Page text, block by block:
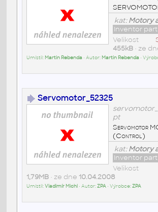
kat:Motory
Inventor part
Velikost
455kB• ze
Umístil: Martin Rebenda • Autor: Martin Rebenda •
Servomotor_52325
pt
Servomotor
(Control)
kat:Motory
Inventor
Velikost
1,79MB• ze dne 10.04.2008
Umístil:Vladimír Michl • Autor:ZPA• Výrobce:ZPA